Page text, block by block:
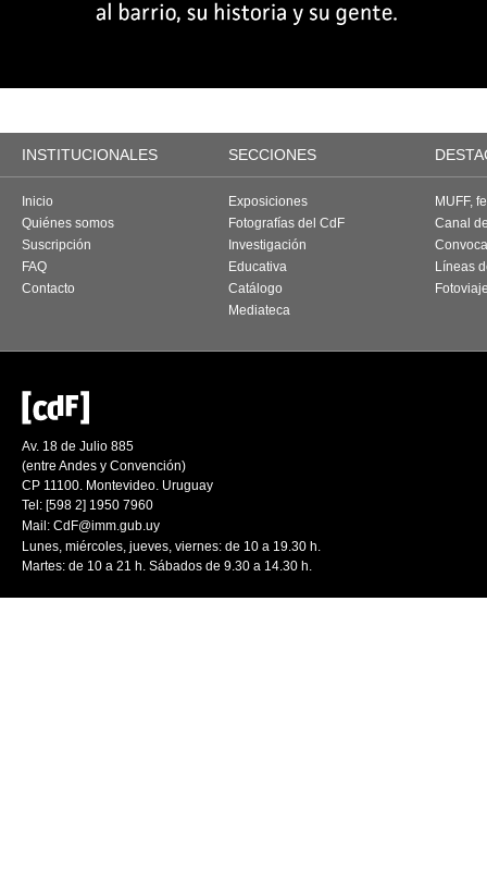
INSTITUCIONALES SECCIONES
Inicio
Quiénes somos
Suscripción
FAQ
Contacto
Exposiciones
Fotografías del CdF
Investigación
Educativa
Catálogo
Mediateca
MUFF,
Canal
Líneas
Av. 18 de Julio 885
(entre Andes y Convención)
CP 11100. Montevideo. Uruguay
Tel: [598 2] 1950 7960
Mail: CdF@imm.gub.uy
Lunes, miércoles, jueves, viernes: de 10 a 19.30 h.
Martes: de 10 a 21 h. Sábados de 9.30 a 14.30 h.